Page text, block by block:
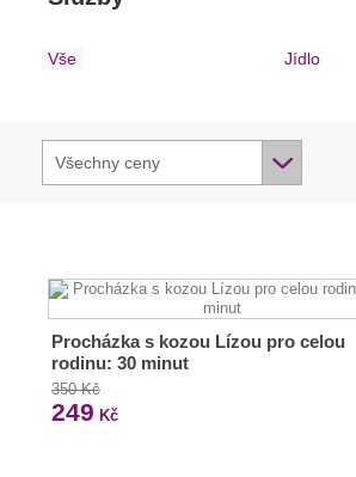
Vše Jídlo
Všechny ceny
Procházka s kozou Lízou pro celou
rodinu: 30 minut
350 Kč
249 Kč